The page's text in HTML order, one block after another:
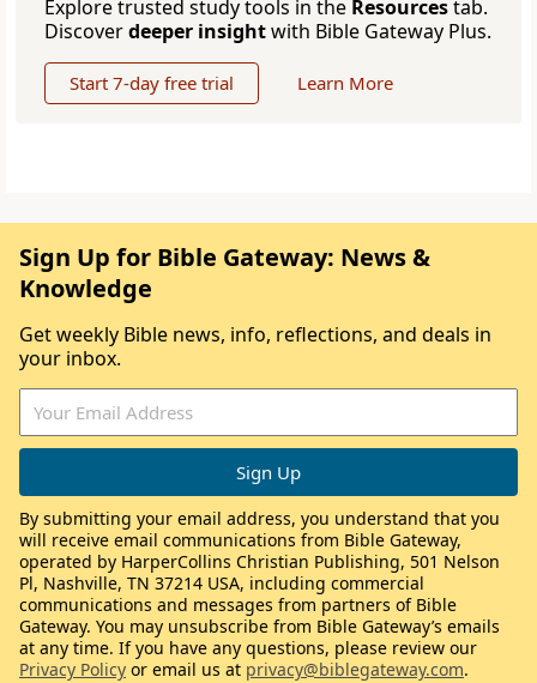
Explore trusted study tools in the Resourcestab.
Discoverdeeper insightwith Bible Gateway Plus.
Start 7-day free trial Learn More
Sign Up for Bible Gateway: News &
Knowledge
Get weekly Bible news, info, reflections, and deals in
your inbox.
By submitting your email address, you understand that you
will receive email communications from Bible Gateway,
operated by HarperCollins Christian Publishing, 501 Nelson
Pl, Nashville, TN 37214 USA, including commercial
communications and messages from partners of Bible
Gateway. You may unsubscribe from Bible Gateway’s emails
at any time. If you have any questions, please review our
Privacy Policy or email us at privacy@biblegateway.com.